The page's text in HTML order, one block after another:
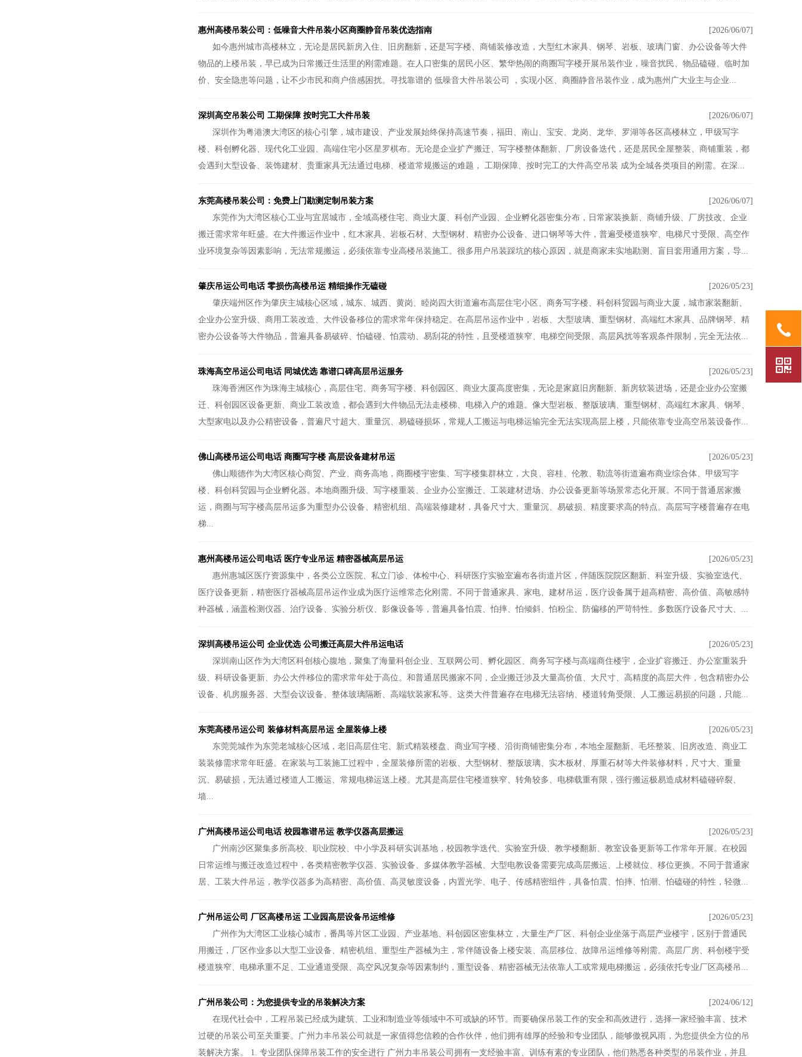
惠州高楼吊装公司：低噪音大件吊装小区商圈静音吊装优选指南
[2026/06/07]
如今惠州城市高楼林立，无论是居民新房入住、旧房翻新，还是写字楼、商铺装修改造，大型红木家具、钢琴、岩板、玻璃门窗、办公设备等大件
物品的上楼吊装，早已成为日常搬迁生活里的刚需难题。在人口密集的居民小区、繁华热闹的商圈写字楼开展吊装作业，噪音扰民、物品磕碰、临时加
价、安全隐患等问题，让不少市民和商户倍感困扰。寻找靠谱的 低噪音大件吊装公司 ，实现小区、商圈静音吊装作业，成为惠州广大业主与企业...
深圳高空吊装公司 工期保障 按时完工大件吊装
[2026/06/07]
深圳作为粤港澳大湾区的核心引擎，城市建设、产业发展始终保持高速节奏，福田、南山、宝安、龙岗、龙华、罗湖等各区高楼林立，甲级写字
楼、科创孵化器、现代化工业园、高端住宅小区星罗棋布。无论是企业扩产搬迁、写字楼整体翻新、厂房设备迭代，还是居民全屋整装、商铺重装，都
会遇到大型设备、装饰建材、贵重家具无法通过电梯、楼道常规搬运的难题， 工期保障、按时完工的大件高空吊装 成为全城各类项目的刚需。在深...
东莞高楼吊装公司：免费上门勘测定制吊装方案
[2026/06/07]
东莞作为大湾区核心工业与宜居城市，全域高楼住宅、商业大厦、科创产业园、企业孵化器密集分布，日常家装换新、商铺升级、厂房技改、企业
搬迁需求常年旺盛。在大件搬运作业中，红木家具、岩板石材、大型钢材、精密办公设备、进口钢琴等大件，普遍受楼道狭窄、电梯尺寸受限、高空作
业环境复杂等因素影响，无法常规搬运，必须依靠专业高楼吊装施工。很多用户吊装踩坑的核心原因，就是商家未实地勘测、盲目套用通用方案，导...
肇庆吊运公司电话 零损伤高楼吊运 精细操作无磕碰
[2026/05/23]
肇庆端州区作为肇庆主城核心区域，城东、城西、黄岗、睦岗四大街道遍布高层住宅小区、商务写字楼、科创科贸园与商业大厦，城市家装翻新、
企业办公室升级、商用工装改造、大件设备移位的需求常年保持稳定。在高层吊运作业中，岩板、大型玻璃、重型钢材、高端红木家具、品牌钢琴、精
密办公设备等大件物品，普遍具备易破碎、怕磕碰、怕震动、易刮花的特性，且受楼道狭窄、电梯空间受限、高层风扰等客观条件限制，完全无法依...
珠海高空吊运公司电话 同城优选 靠谱口碑高层吊运服务
[2026/05/23]
珠海香洲区作为珠海主城核心，高层住宅、商务写字楼、科创园区、商业大厦高度密集，无论是家庭旧房翻新、新房软装进场，还是企业办公室搬
迁、科创园区设备更新、商业工装改造，都会遇到大件物品无法走楼梯、电梯入户的难题。像大型岩板、整版玻璃、重型钢材、高端红木家具、钢琴、
大型家电以及办公精密设备，普遍尺寸超大、重量沉、易磕碰损坏，常规人工搬运与电梯运输完全无法实现高层上楼，只能依靠专业高空吊装设备作...
佛山高楼吊运公司电话 商圈写字楼 高层设备建材吊运
[2026/05/23]
佛山顺德作为大湾区核心商贸、产业、商务高地，商圈楼宇密集、写字楼集群林立，大良、容桂、伦教、勒流等街道遍布商业综合体、甲级写字
楼、科创科贸园与企业孵化器。本地商圈升级、写字楼重装、企业办公室搬迁、工装建材进场、办公设备更新等场景常态化开展。不同于普通居家搬
运，商圈与写字楼高层吊运多为重型办公设备、精密机组、高端装修建材，具备尺寸大、重量沉、易破损、精度要求高的特点。高层写字楼普遍存在电
梯...
惠州高楼吊运公司电话 医疗专业吊运 精密器械高层吊运
[2026/05/23]
惠州惠城区医疗资源集中，各类公立医院、私立门诊、体检中心、科研医疗实验室遍布各街道片区，伴随医院院区翻新、科室升级、实验室迭代、
医疗设备更新，精密医疗器械高层吊运作业成为医疗运维常态化刚需。不同于普通家具、家电、建材吊运，医疗设备属于超高精密、高价值、高敏感特
种器械，涵盖检测仪器、治疗设备、实验分析仪、影像设备等，普遍具备怕震、怕摔、怕倾斜、怕粉尘、防偏移的严苛特性。多数医疗设备尺寸大、...
深圳高楼吊运公司 企业优选 公司搬迁高层大件吊运电话
[2026/05/23]
深圳南山区作为大湾区科创核心腹地，聚集了海量科创企业、互联网公司、孵化园区、商务写字楼与高端商住楼宇，企业扩容搬迁、办公室重装升
级、科研设备更新、办公大件移位的需求常年处于高位。和普通居民搬家不同，企业搬迁涉及大量高价值、大尺寸、高精度的高层大件，包含精密办公
设备、机房服务器、大型会议设备、整体玻璃隔断、高端软装家私等。这类大件普遍存在电梯无法容纳、楼道转角受限、人工搬运易损的问题，只能...
东莞高楼吊运公司 装修材料高层吊运 全屋装修上楼
[2026/05/23]
东莞莞城作为东莞老城核心区域，老旧高层住宅、新式精装楼盘、商业写字楼、沿街商铺密集分布，本地全屋翻新、毛坯整装、旧房改造、商业工
装装修需求常年旺盛。在家装与工装施工过程中，全屋装修所需的岩板、大型钢材、整版玻璃、实木板材、厚重石材等大件装修材料，尺寸大、重量
沉、易破损，无法通过楼道人工搬运、常规电梯运送上楼。尤其是高层住宅楼道狭窄、转角较多、电梯载重有限，强行搬运极易造成材料磕碰碎裂、
墙...
广州高楼吊运公司电话 校园靠谱吊运 教学仪器高层搬运
[2026/05/23]
广州南沙区聚集多所高校、职业院校、中小学及科研实训基地，校园教学迭代、实验室升级、教学楼翻新、教室设备更新等工作常年开展。在校园
日常运维与搬迁改造过程中，各类精密教学仪器、实验设备、多媒体教学器械、大型电教设备需要完成高层搬运、上楼就位、移位更换。不同于普通家
居、工装大件吊运，教学仪器多为高精密、高价值、高灵敏度设备，内置光学、电子、传感精密组件，具备怕震、怕摔、怕潮、怕磕碰的特性，轻微...
广州吊运公司 厂区高楼吊运 工业园高层设备吊运维修
[2026/05/23]
广州作为大湾区工业核心城市，番禺等片区工业园、产业基地、科创园区密集林立，大量生产厂区、科创企业坐落于高层产业楼宇，区别于普通民
用搬迁，厂区作业多以大型工业设备、精密机组、重型生产器械为主，常伴随设备上楼安装、高层移位、故障吊运维修等刚需。高层厂房、科创楼宇受
楼道狭窄、电梯承重不足、工业通道受限、高空风况复杂等因素制约，重型设备、精密器械无法依靠人工或常规电梯搬运，必须依托专业厂区高楼吊...
广州吊装公司：为您提供专业的吊装解决方案
[2024/06/12]
在现代社会中，工程吊装已经成为建筑、工业和制造业等领域中不可或缺的环节。而要确保吊装工作的安全和高效进行，选择一家经验丰富、技术
过硬的吊装公司至关重要。广州力丰吊装公司就是一家值得您信赖的合作伙伴，他们拥有雄厚的经验和专业团队，能够傲视风雨，为您提供全方位的吊
装解决方案。 1. 专业团队保障吊装工作的安全进行 广州力丰吊装公司拥有一支经验丰富、训练有素的专业团队，他们熟悉各种类型的吊装作业，并且